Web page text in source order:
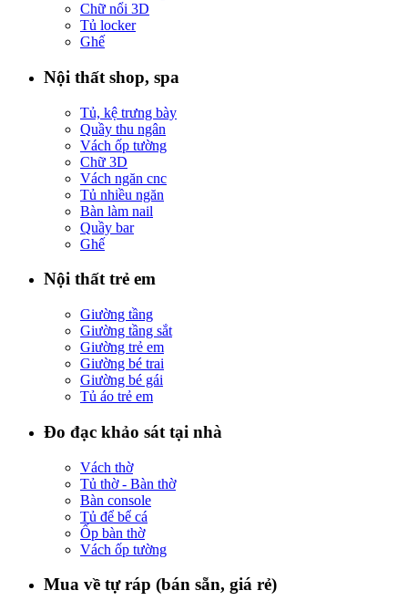
Chữ nổi 3D
Tủ locker
Ghế
Nội thất shop, spa
Tủ, kệ trưng bày
Quầy thu ngân
Vách ốp tường
Chữ 3D
Vách ngăn cnc
Tủ nhiều ngăn
Bàn làm nail
Quầy bar
Ghế
Nội thất trẻ em
Giường tầng
Giường tầng sắt
Giường trẻ em
Giường bé trai
Giường bé gái
Tủ áo trẻ em
Đo đạc khảo sát tại nhà
Vách thờ
Tủ thờ - Bàn thờ
Bàn console
Tủ để bể cá
Ốp bàn thờ
Vách ốp tường
Mua về tự ráp (bán sẵn, giá rẻ)